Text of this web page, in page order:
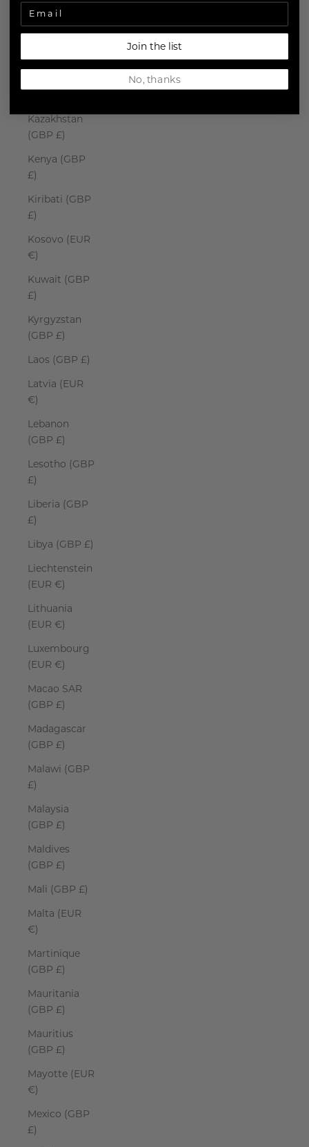
Japan (JPY ¥)
Kazakhstan
(GBP £)
Kenya (GBP
£)
Kiribati (GBP
£)
Kosovo (EUR
€)
Kuwait (GBP
£)
Kyrgyzstan
(GBP £)
Laos (GBP £)
Latvia (EUR
€)
Lebanon
(GBP £)
Lesotho (GBP
£)
Liberia (GBP
£)
Libya (GBP £)
Liechtenstein
(EUR €)
Lithuania
(EUR €)
Luxembourg
(EUR €)
Macao SAR
(GBP £)
Madagascar
(GBP £)
Malawi (GBP
£)
Malaysia
(GBP £)
Maldives
(GBP £)
Mali (GBP £)
Malta (EUR
€)
Martinique
(GBP £)
Mauritania
(GBP £)
Mauritius
(GBP £)
Mayotte (EUR
€)
Mexico (GBP
£)
Join the list
No, thanks